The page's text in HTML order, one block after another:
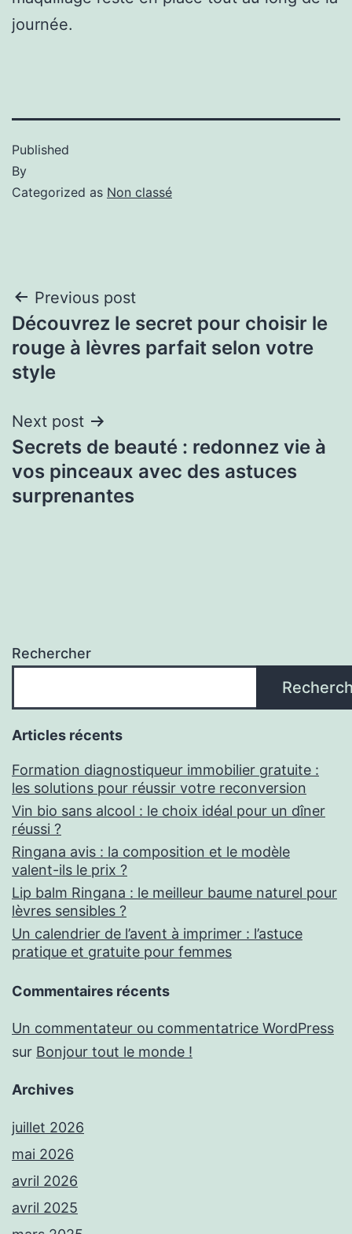
journée.
Published
By
Categorized as Non classé
Previous post
Découvrez le secret pour choisir le
rouge à lèvres parfait selon votre
style
Next post
Secrets de beauté : redonnez vie à
vos pinceaux avec des astuces
surprenantes
Rechercher
Articles récents
Formation diagnostiqueur immobilier gratuite :
les solutions pour réussir votre reconversion
Vin bio sans alcool : le choix idéal pour un dîner
réussi ?
Ringana avis : la composition et le modèle
valent-ils le prix ?
Lip balm Ringana : le meilleur baume naturel pour
lèvres sensibles ?
Un calendrier de l’avent à imprimer : l’astuce
pratique et gratuite pour femmes
Commentaires récents
Un commentateur ou commentatrice WordPress
sur Bonjour tout le monde !
Archives
juillet 2026
mai 2026
avril 2026
avril 2025